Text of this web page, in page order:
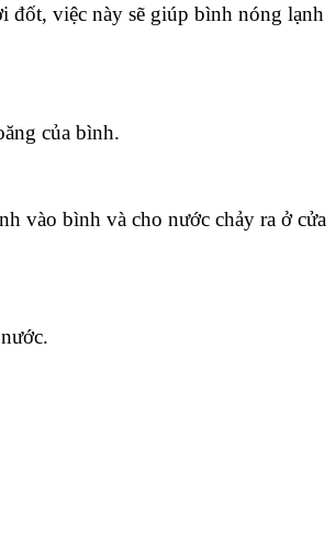
đốt, việc này sẽ giúp bình nóng lạnh
của bình.
vào bình và cho nước chảy ra ở cửa